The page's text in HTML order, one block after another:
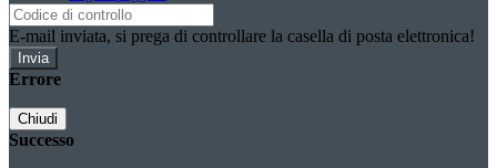
E-mail inviata, si prega di controllare la casella di posta elettronica!
Errore
Chiudi
Successo